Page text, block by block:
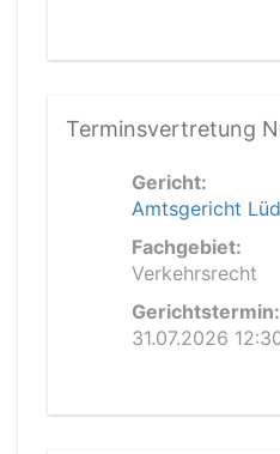
Terminsvertretung
Gericht:
Amtsgericht
Fachgebiet:
Verkehrsrecht
Gerichtstermin:
31.07.2026